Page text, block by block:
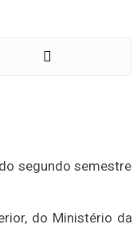
segundo semestre
do Ministério da